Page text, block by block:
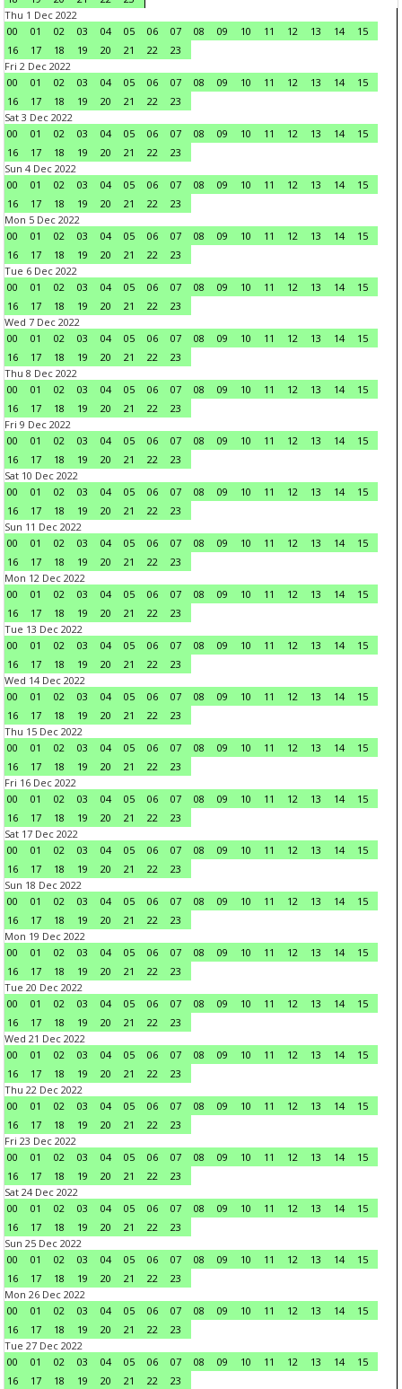
Thu 1 Dec 2022
00
01 02 03 04 05 06 07 08 09 10 11 12 13 14
15
16
17 18 19 20 21 22
23
Fri 2 Dec 2022
00
01 02 03 04 05 06 07 08 09 10 11 12 13 14
15
16
17 18 19 20 21 22
23
Sat 3 Dec 2022
00
01 02 03 04 05 06 07 08 09 10 11 12 13 14
15
16
17 18 19 20 21 22
23
Sun 4 Dec 2022
00
01 02 03 04 05 06 07 08 09 10 11 12 13 14
15
16
17 18 19 20 21 22
23
Mon 5 Dec 2022
00
01 02 03 04 05 06 07 08 09 10 11 12 13 14
15
16
17 18 19 20 21 22
23
Tue 6 Dec 2022
00
01 02 03 04 05 06 07 08 09 10 11 12 13 14
15
16
17 18 19 20 21 22
23
Wed 7 Dec 2022
00
01 02 03 04 05 06 07 08 09 10 11 12 13 14
15
16
17 18 19 20 21 22
23
Thu 8 Dec 2022
00
01 02 03 04 05 06 07 08 09 10 11 12 13 14
15
16
17 18 19 20 21 22
23
Fri 9 Dec 2022
00
01 02 03 04 05 06 07 08 09 10 11 12 13 14
15
16
17 18 19 20 21 22
23
Sat 10 Dec 2022
00
01 02 03 04 05 06 07 08 09 10 11 12 13 14
15
16
17 18 19 20 21 22
23
Sun 11 Dec 2022
00
01 02 03 04 05 06 07 08 09 10 11 12 13 14
15
16
17 18 19 20 21 22
23
Mon 12 Dec 2022
00
01 02 03 04 05 06 07 08 09 10 11 12 13 14
15
16
17 18 19 20 21 22
23
Tue 13 Dec 2022
00
01 02 03 04 05 06 07 08 09 10 11 12 13 14
15
16
17 18 19 20 21 22
23
Wed 14 Dec 2022
00
01 02 03 04 05 06 07 08 09 10 11 12 13 14
15
16
17 18 19 20 21 22
23
Thu 15 Dec 2022
00
01 02 03 04 05 06 07 08 09 10 11 12 13 14
15
16
17 18 19 20 21 22
23
Fri 16 Dec 2022
00
01 02 03 04 05 06 07 08 09 10 11 12 13 14
15
16
17 18 19 20 21 22
23
Sat 17 Dec 2022
00
01 02 03 04 05 06 07 08 09 10 11 12 13 14
15
16
17 18 19 20 21 22
23
Sun 18 Dec 2022
00
01 02 03 04 05 06 07 08 09 10 11 12 13 14
15
16
17 18 19 20 21 22
23
Mon 19 Dec 2022
00
01 02 03 04 05 06 07 08 09 10 11 12 13 14
15
16
17 18 19 20 21 22
23
Tue 20 Dec 2022
00
01 02 03 04 05 06 07 08 09 10 11 12 13 14
15
16
17 18 19 20 21 22
23
Wed 21 Dec 2022
00
01 02 03 04 05 06 07 08 09 10 11 12 13 14
15
16
17 18 19 20 21 22
23
Thu 22 Dec 2022
00
01 02 03 04 05 06 07 08 09 10 11 12 13 14
15
16
17 18 19 20 21 22
23
Fri 23 Dec 2022
00
01 02 03 04 05 06 07 08 09 10 11 12 13 14
15
16
17 18 19 20 21 22
23
Sat 24 Dec 2022
00
01 02 03 04 05 06 07 08 09 10 11 12 13 14
15
16
17 18 19 20 21 22
23
Sun 25 Dec 2022
00
01 02 03 04 05 06 07 08 09 10 11 12 13 14
15
16
17 18 19 20 21 22
23
Mon 26 Dec 2022
00
01 02 03 04 05 06 07 08 09 10 11 12 13 14
15
16
17 18 19 20 21 22
23
Tue 27 Dec 2022
00
01 02 03 04 05 06 07 08 09 10 11 12 13 14
15
16
17 18 19 20 21 22
23